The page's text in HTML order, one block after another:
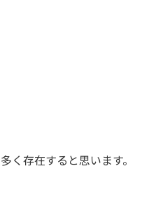
く存在すると思います。